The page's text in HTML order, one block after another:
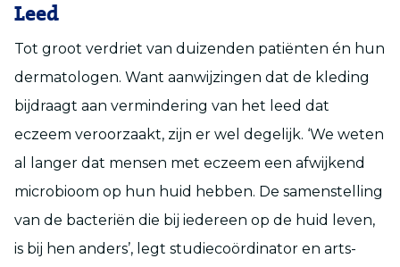
Leed
Tot groot verdriet van duizenden patiënten én hun
dermatologen. Want aanwijzingen dat de kleding
bijdraagt aan vermindering van het leed dat
eczeem veroorzaakt, zijn er wel degelijk. ‘We weten
al langer dat mensen met eczeem een afwijkend
microbioom op hun huid hebben. De samenstelling
van de bacteriën die bij iedereen op de huid leven,
is bij hen anders’, legt studiecoördinator en arts-